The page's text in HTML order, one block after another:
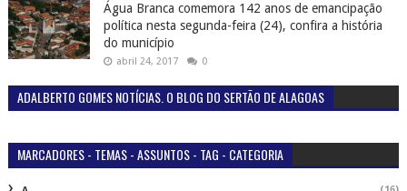
Água Branca comemora 142 anos de emancipação
política nesta segunda-feira (24), confira a história
do município
abril 24, 2017 0
ADALBERTO GOMES NOTÍCIAS. O BLOG DO SERTÃO DE ALAGOAS
MARCADORES - TEMAS - ASSUNTOS - TAG - CATEGORIA